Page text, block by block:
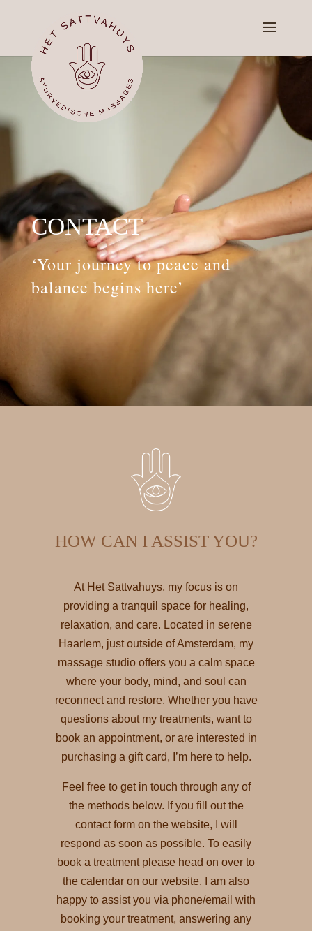
CONTACT
‘Your journey to peace and
balance begins here’
HOW CAN I ASSIST YOU?
At Het Sattvahuys, my focus is on
providing a tranquil space for healing,
relaxation, and care. Located in serene
Haarlem, just outside of Amsterdam, my
massage studio offers you a calm space
where your body, mind, and soul can
reconnect and restore. Whether you have
questions about my treatments, want to
book an appointment, or are interested in
purchasing a gift card, I’m here to help.
Feel free to get in touch through any of
the methods below. If you fill out the
contact form on the website, I will
respond as soon as possible. To easily
book a treatmentplease head on over to
the calendar on our website. I am also
happy to assist you via phone/email with
booking your treatment, answering any